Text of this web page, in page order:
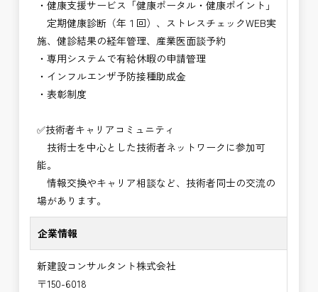
・健康支援サービス「健康ポータル・健康ポイント」
定期健康診断（年１回）、ストレスチェックWEB実
施、健診結果の経年管理、産業医面談予約
・専用システムで有給休暇の申請管理
・インフルエンザ予防接種助成⾦
・表彰制度
✅技術者キャリアコミュニティ
技術士を中心とした技術者ネットワークに参加可
能。
情報交換やキャリア相談など、技術者同士の交流の
場があります。
企業情報
新建設コンサルタント株式会社
〒150-6018